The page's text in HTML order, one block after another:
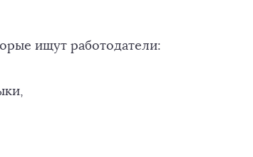
ищут работодатели: